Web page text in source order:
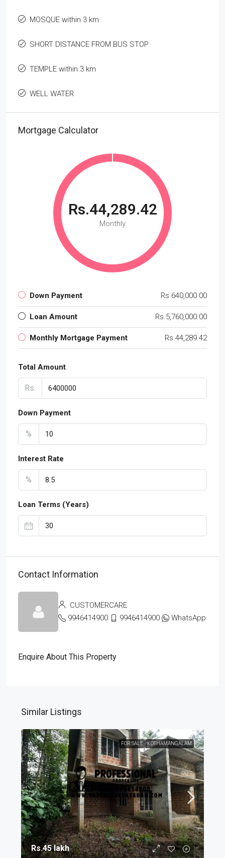
MOSQUE within 3 km
SHORT DISTANCE FROM BUS STOP
TEMPLE within 3 km
WELL WATER
Mortgage Calculator
Rs.44,289.42
Monthly
Down Payment Rs.640,000.00
Loan Amount Rs.5,760,000.00
Monthly Mortgage Payment Rs.44,289.42
Total Amount
Rs.
Down Payment
%
Interest Rate
%
Loan Terms (Years)
Contact Information
CUSTOMERCARE
9946414900
9946414900 WhatsApp
Enquire About This Property
Similar Listings
FOR SALE KOTHAMANGALAM
Rs.45 lakh